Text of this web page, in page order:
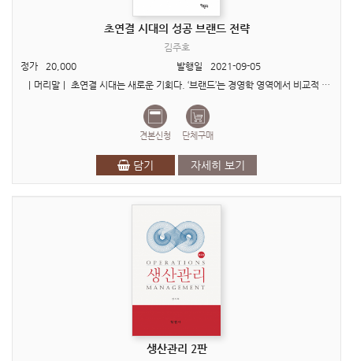
초연결 시대의 성공 브랜드 전략
김주호
정가
20,000 발행일
2021-09-05
ㅣ머리말ㅣ 초연결 시대는 새로운 기회다. ‘브랜드’는 경영학 영역에서 비교적 새로운 분야라고 할 수 있을 정도의 짧은 역사를 가지고 있다. 이로 인해 국내 기업의 브랜드 전담 실..
견본신청 단체구매
담기 자세히 보기
생산관리 2판